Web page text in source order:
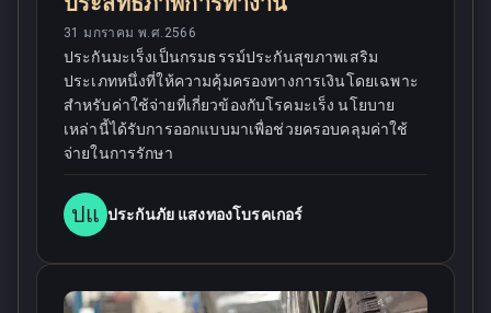
31 มกราคม พ.ศ.2566
ประกันมะเร็งเป็นกรมธรรม์ประกันสุขภาพเสริม
ประเภทหนึ่งที่ให้ความคุ้มครองทางการเงินโดยเฉพาะ
สำหรับค่าใช้จ่ายที่เกี่ยวข้องกับโรคมะเร็ง นโยบาย
เหล่านี้ได้รับการออกแบบมาเพื่อช่วยครอบคลุมค่าใช้
จ่ายในการรักษา
ปแ ประกันภัย แสงทองโบรคเกอร์